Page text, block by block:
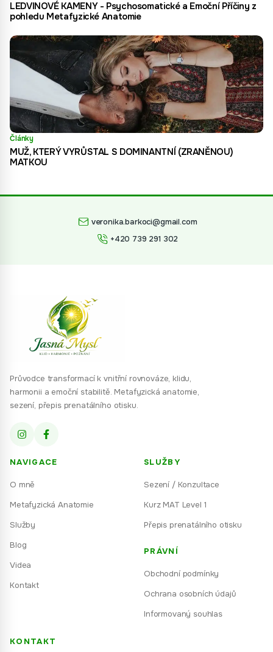
LEDVINOVÉ KAMENY - Psychosomatické a Emoční Příčiny z
pohledu Metafyzické Anatomie
Články
MUŽ, KTERÝ VYRŮSTAL S DOMINANTNÍ (ZRANĚNOU)
MATKOU
veronika.barkoci@gmail.com
+420 739 291 302
Průvodce transformací k vnitřní rovnováze, klidu,
harmonii a emoční stabilitě. Metafyzická anatomie,
sezení, přepis prenatálního otisku.
NAVIGACE
O mně
Metafyzická Anatomie
Služby
Blog
Videa
Kontakt
SLUŽBY
Sezení / Konzultace
Kurz MAT Level 1
Přepis prenatálního otisku
PRÁVNÍ
Obchodní podmínky
Ochrana osobních údajů
Informovaný souhlas
KONTAKT